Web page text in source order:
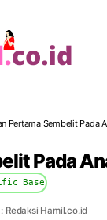
Pertama Sembelit Pada
Pada
Base
Redaksi Hamil.co.id